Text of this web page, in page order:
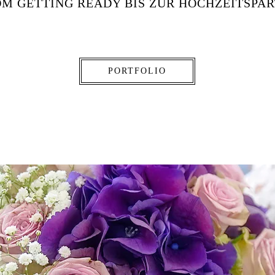
GETTING READY BIS ZUR
PORTFOLIO